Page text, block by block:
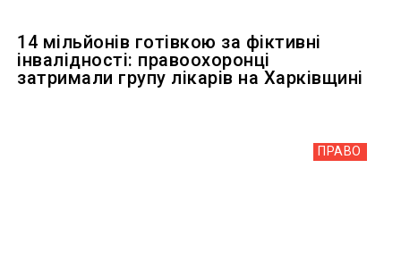
14 мільйонів готівкою за фіктивні
інвалідності: правоохоронці
затримали групу лікарів на Харківщині
ПРАВО